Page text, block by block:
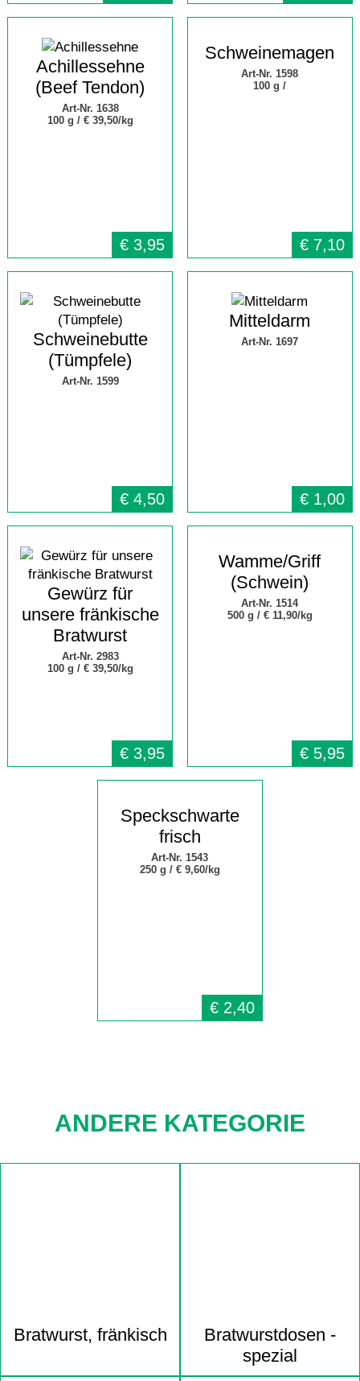
Achillessehne
(Beef Tendon)
Art-Nr. 1638
100 g / € 39,50/kg
€ 3,95
Schweinemagen
Art-Nr. 1598
100 g /
€ 7,10
Schweinebutte
(Tümpfele)
Art-Nr. 1599
€ 4,50
Mitteldarm
Art-Nr. 1697
€ 1,00
Gewürz für
unsere fränkische
Bratwurst
Art-Nr. 2983
100 g / € 39,50/kg
€ 3,95
Wamme/Griff
(Schwein)
Art-Nr. 1514
500 g / € 11,90/kg
€ 5,95
Speckschwarte
frisch
Art-Nr. 1543
250 g / € 9,60/kg
€ 2,40
ANDERE KATEGORIE
Bratwurst, fränkisch
Bratwurst­dosen -
spezial